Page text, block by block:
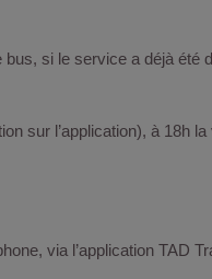
si le service a déjà
sur l’application), à 18h
via l’application TAD